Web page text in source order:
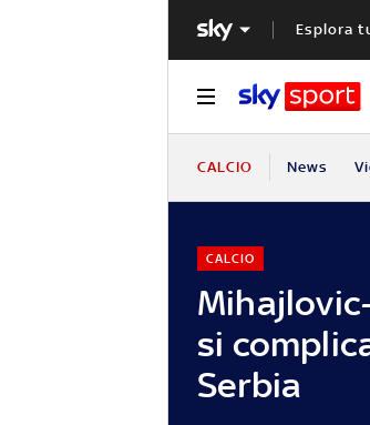
Esplora
CALCIO News
si
Serbia
CALCIO